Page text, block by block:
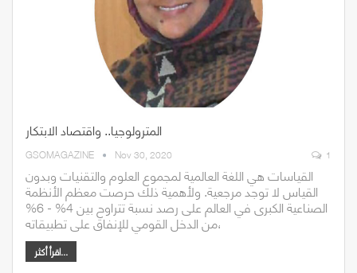
المترولوجيا.. واقتصاد الابتكار
GSOMAGAZINE Nov 30, 2020 1
القياسات هي اللغة العالمية لمجموع العلوم والتقنيات وبدون
القياس لا توجد مرجعية. ولأهمية ذلك حرصت معظم الأنظمة
الصناعية الكبرى في العالم على رصد نسبة تتراوح بين 4% - 6%
من الدخل القومي للإنفاق على تطبيقاته،
اقرأ أكثر...